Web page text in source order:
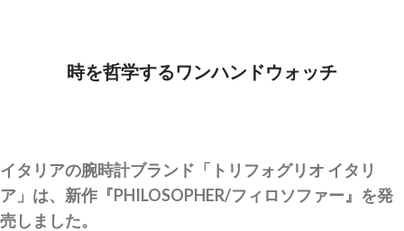
時を哲学するワンハンドウォッチ
イタリアの腕時計ブランド「トリフォグリオ イタリ
ア」は、新作『PHILOSOPHER/フィロソファー』を発
売しました。